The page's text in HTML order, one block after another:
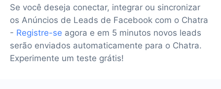
Se você deseja conectar, integrar ou sincronizar
os Anúncios de Leads de Facebook com o Chatra
- Registre-se agora e em 5 minutos novos leads
serão enviados automaticamente para o Chatra.
Experimente um teste grátis!